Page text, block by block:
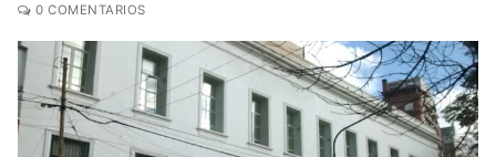
0 COMENTARIOS